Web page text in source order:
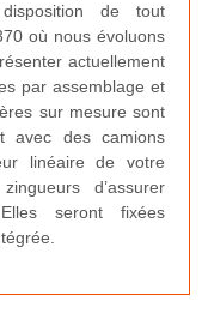
de tout
où nous évoluons
actuellement
par assemblage et
sur mesure sont
avec des camions
linéaire de votre
d’assurer
seront fixées